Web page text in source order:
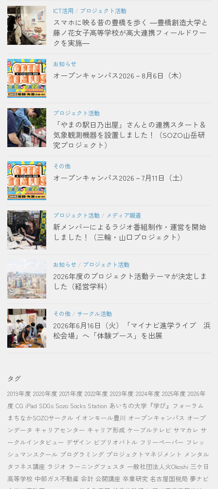
ICT活用 / プロジェクト活動
スマホに映る昔の豊橋を歩く ―豊橋創造大学と
藤ノ花女子高等学校が高大連携フィールドワー
クを実施―
お知らせ
オープンキャンパス2026－8月6日（木）
プロジェクト活動
「やまの駅日乃出屋」さんとの連携スタート＆
気象観測機器を設置しました！（SOZO山岳研
究プロジェクト）
その他
オープンキャンパス2026－7月11日（土）
プロジェクト活動 / メディア報道
新メンバーによるラジオ番組制作・運営を開始
しました！（三輪・山口プロジェクト）
お知らせ / プロジェクト活動
2026年度のプロジェクト活動テーマが決定しま
した（経営学科）
その他 / サークル活動
2026年6月16日（火）「マイナビ進学ライブ 浜
松会場」へ「体験ブース」を出展
タグ
2019年度 2020年度 2021年度 2022年度 2023年度 2024年度 2025年度 2026年
度 CG iPad SDGs Sozo Socks Station あいちの大学『学び』フォーラム
まちなかSOZOサークル イオンモール豊川 オープンキャンパス オープ
ンデータ キャリアセンター キャリア形成 ケーブルテレビ サマカレ サ
ークルインタビュー デザイン ビブリオバトル フリーペーパー フレッ
シュマンスクール プログラミング プロジェクトマネジメント メンタル
タフネス講座 ラジオ ラーニングフェスタ 一般社団法人火Okoshi 三ケ日
高等学校 中部ガス不動産 会計 公開講座 卒業研究 名古屋国税局 夢ナビ